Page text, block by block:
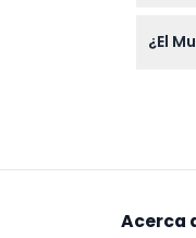
¿El
Acerca